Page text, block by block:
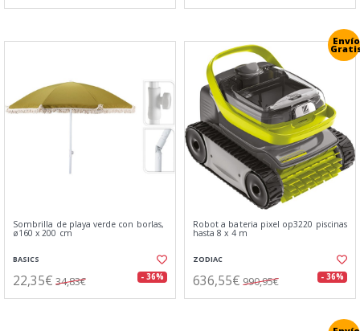
Sombrilla de playa verde con borlas,
ø160 x 200 cm
BASICS
22,35€ 34,83€ - 36%
Envío
Robot a bateria pixel op3220 piscinas
hasta 8 x 4 m
ZODIAC
636,55€ 990,95€ - 36%